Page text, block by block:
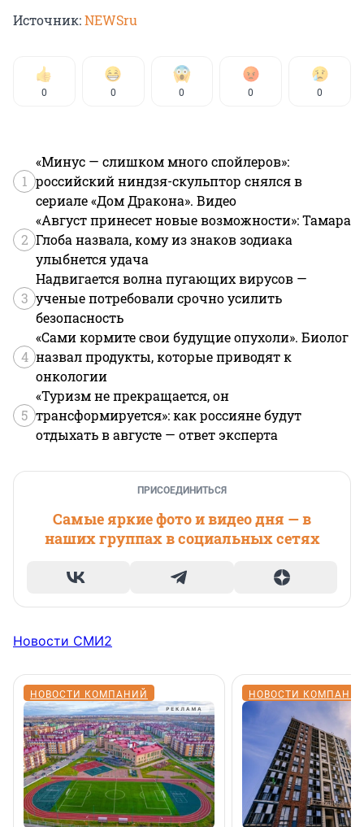
Источник:NEWSru
0 0 0 0 0
1
«Минус — слишком много спойлеров»:
российский ниндзя-скульптор снялся в
сериале «Дом Дракона». Видео
2
«Август принесет новые возможности»: Тамара
Глоба назвала, кому из знаков зодиака
улыбнется удача
3
Надвигается волна пугающих вирусов —
ученые потребовали срочно усилить
безопасность
4
«Сами кормите свои будущие опухоли». Биолог
назвал продукты, которые приводят к
онкологии
5
«Туризм не прекращается, он
трансформируется»: как россияне будут
отдыхать в августе — ответ эксперта
ПРИСОЕДИНИТЬСЯ
Самые яркие фото и видео дня — в
наших группах в социальных сетях
Новости СМИ2
НОВОСТИ КОМПАНИЙ НОВОСТИ